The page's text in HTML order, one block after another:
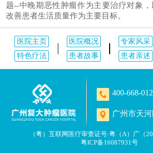
题--中晚期恶性肿瘤作为主要治疗对象，
改善患者生活质量作为主要目标。
医院主页 医院概况 专家风采
特色疗法
患者故事 患者亲述
400-668-
广州市天
（粤）互联网医疗审查证号:粤（A）广（
粤ICP备16087931号